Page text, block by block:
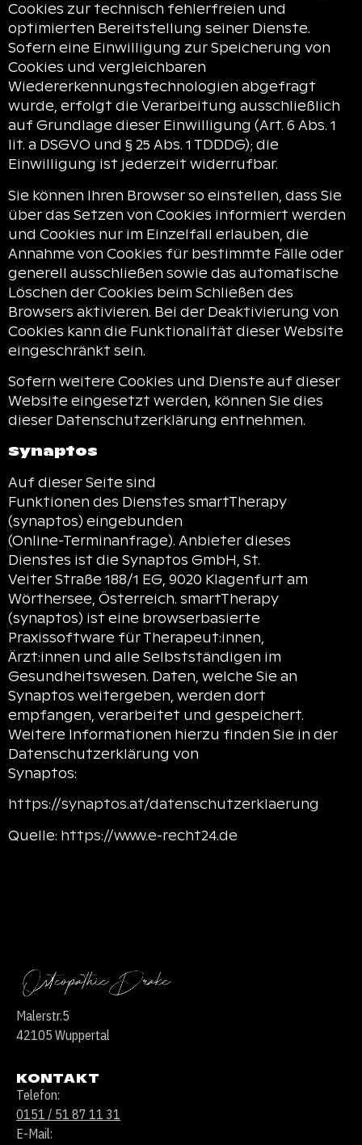
Cookies zur technisch fehlerfreien und
optimierten Bereitstellung seiner Dienste.
Sofern eine Einwilligung zur Speicherung von
Cookies und vergleichbaren
Wiedererkennungstechnologien abgefragt
wurde, erfolgt die Verarbeitung ausschließlich
auf Grundlage dieser Einwilligung (Art. 6 Abs. 1
lit. a DSGVO und § 25 Abs. 1 TDDDG); die
Einwilligung ist jederzeit widerrufbar.
Sie können Ihren Browser so einstellen, dass Sie
über das Setzen von Cookies informiert werden
und Cookies nur im Einzelfall erlauben, die
Annahme von Cookies für bestimmte Fälle oder
generell ausschließen sowie das automatische
Löschen der Cookies beim Schließen des
Browsers aktivieren. Bei der Deaktivierung von
Cookies kann die Funktionalität dieser Website
eingeschränkt sein.
Sofern weitere Cookies und Dienste auf dieser
Website eingesetzt werden, können Sie dies
dieser Datenschutzerklärung entnehmen.
Synaptos
Auf dieser Seite sind
Funktionen des Dienstes smartTherapy
(synaptos) eingebunden
(Online-Terminanfrage). Anbieter dieses
Dienstes ist die Synaptos GmbH, St.
Veiter Straße 188/1 EG, 9020 Klagenfurt am
Wörthersee, Österreich. smartTherapy
(synaptos) ist eine browserbasierte
Praxissoftware für Therapeut:innen,
Ärzt:innen und alle Selbstständigen im
Gesundheitswesen. Daten, welche Sie an
Synaptos weitergeben, werden dort
empfangen, verarbeitet und gespeichert.
Weitere Informationen hierzu finden Sie in der
Datenschutzerklärung von
Synaptos:
https://synaptos.at/datenschutzerklaerung
Quelle: https://www.e-recht24.de
Malerstr.5
42105 Wuppertal
KONTAKT
Telefon:
0151 / 51 87 11 31
E-Mail: